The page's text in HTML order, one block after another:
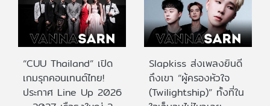
“CUU Thailand” เปิด
เกมรุกคอนเทนต์ไทย!
ประกาศ Line Up 2026
Slapkiss ส่งเพลงยินดี
ถึงเขา “ผู้ครองหัวใจ
(Twilightship)” ทั้งที่ใน